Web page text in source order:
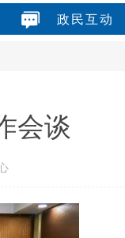
政民互动
会谈